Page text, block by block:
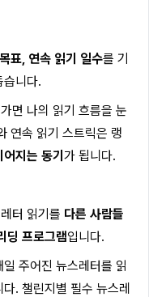
표, 연속 읽기 일수를 기
습니다.
면 나의 읽기 흐름을 눈
연속 읽기 스트릭은 랭
지는 동기 가 됩니다.
터 읽기를 다른 사람들
딩 프로그램입니다.
주어진 뉴스레터를 읽
. 챌린지별 필수 뉴스레